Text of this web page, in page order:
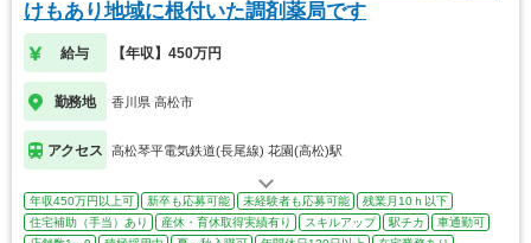
けもあり地域に根付いた調剤薬局です
給与 【年収】450万円
勤務地 香川県 高松市
アクセス 高松琴平電気鉄道(長尾線) 花園(高松)駅
年収450万円以上可 新卒も応募可能 未経験者も応募可能
残業月10ｈ以下
住宅補助（手当）あり
産休・育休取得実績有り スキルアップ 駅チカ
車通勤可